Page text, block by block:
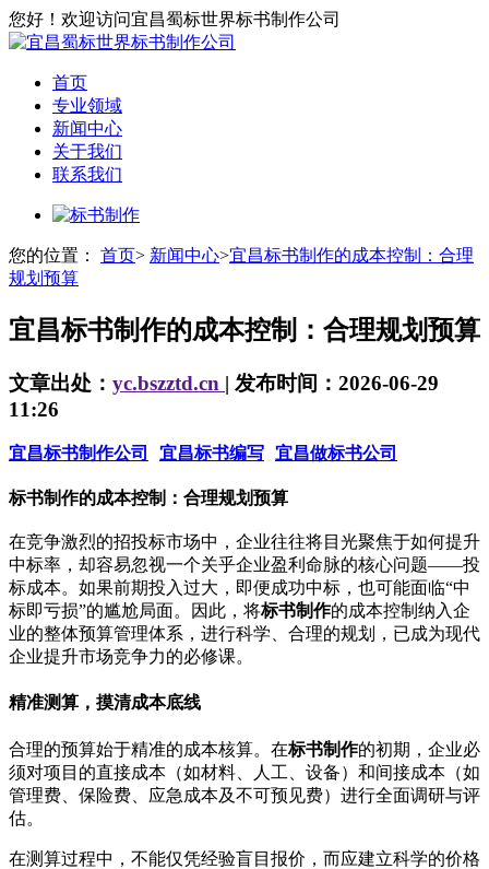
您好！欢迎访问宜昌蜀标世界标书制作公司
首页
专业领域
新闻中心
关于我们
联系我们
您的位置： 首页> 新闻中心>宜昌标书制作的成本控制：合理
规划预算
宜昌标书制作的成本控制：合理规划预算
文章出处： yc.bszztd.cn | 发布时间：2026-06-29
11:26
宜昌标书制作公司 宜昌标书编写 宜昌做标书公司
标书制作的成本控制：合理规划预算
在竞争激烈的招投标市场中，企业往往将目光聚焦于如何提升
中标率，却容易忽视一个关乎企业盈利命脉的核心问题——投
标成本。如果前期投入过大，即便成功中标，也可能面临“中
标即亏损”的尴尬局面。因此，将标书制作的成本控制纳入企
业的整体预算管理体系，进行科学、合理的规划，已成为现代
企业提升市场竞争力的必修课。
精准测算，摸清成本底线
合理的预算始于精准的成本核算。在标书制作的初期，企业必
须对项目的直接成本（如材料、人工、设备）和间接成本（如
管理费、保险费、应急成本及不可预见费）进行全面调研与评
估。
在测算过程中，不能仅凭经验盲目报价，而应建立科学的价格